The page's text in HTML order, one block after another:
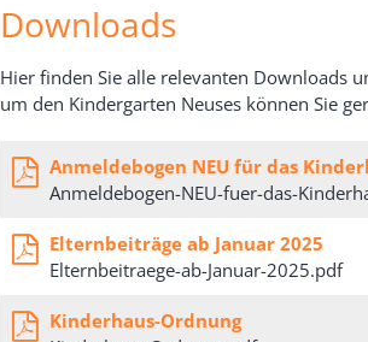
Downloads
Hier finden Sie alle relevanten Downloads
um den Kindergarten Neuses können Sie
Anmeldebogen NEU für das
Anmeldebogen-NEU-fuer-das-
Elternbeiträge ab Januar 2025
Elternbeitraege-ab-Januar-2025.pdf
Kinderhaus-Ordnung